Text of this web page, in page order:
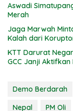
Aswadi
Merah
Jaga Marwah
Kalah dari
KTT Darurat
GCC Janji
Demo Berdarah
Nepal
PM Oli